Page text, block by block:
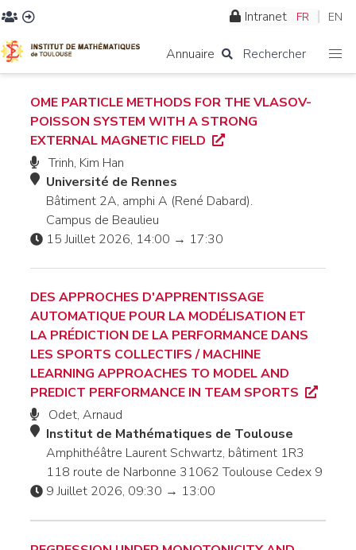
Intranet FR EN
Annuaire Rechercher
OME PARTICLE METHODS FOR THE VLASOV-
POISSON SYSTEM WITH A STRONG
EXTERNAL MAGNETIC FIELD
Trinh, Kim Han
Université de Rennes
Bâtiment 2A, amphi A (René Dabard).
Campus de Beaulieu
15 Juillet 2026, 14:00 → 17:30
DES APPROCHES D'APPRENTISSAGE
AUTOMATIQUE POUR LA MODÉLISATION ET
LA PRÉDICTION DE LA PERFORMANCE DANS
LES SPORTS COLLECTIFS / MACHINE
LEARNING APPROACHES TO MODEL AND
PREDICT PERFORMANCE IN TEAM SPORTS
Odet, Arnaud
Institut de Mathématiques de Toulouse
Amphithéâtre Laurent Schwartz, bâtiment 1R3
118 route de Narbonne 31062 Toulouse Cedex 9
9 Juillet 2026, 09:30 → 13:00